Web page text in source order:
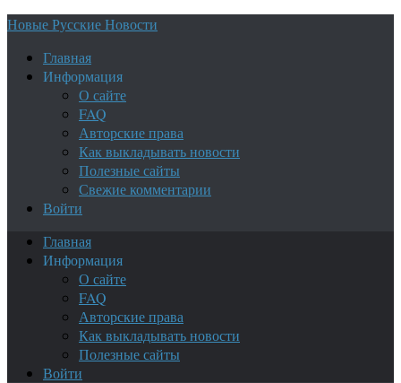
Новые Русские Новости
Главная
Информация
О сайте
FAQ
Авторские права
Как выкладывать новости
Полезные сайты
Свежие комментарии
Войти
Главная
Информация
О сайте
FAQ
Авторские права
Как выкладывать новости
Полезные сайты
Войти